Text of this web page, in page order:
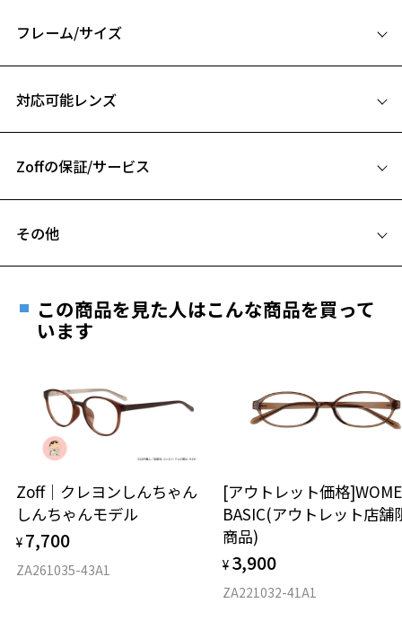
お気に入りに追加済です。
お気に入りリストはこちら
【デザイン】
ヨロイ部分がアクセントになるメタルフレーム。
ややゆとりのあるサイズ感です。
ZF232012-14F1：マルチに使える定番のマットブラック。
ZF232012-44F1：落ち着いた印象のブラウン。
【スタイリングポイント】
普段コンタクトの方やサングラスも多い方にもアクセサリー感覚でお
使いいただけます！
2023 autumn/winter trendページをみる
フレーム/サイズ
B ブリッジ(鼻部分)の横幅：18mm
お持ちのZoffメガネサイズを確認するには？
仕上がり寸法
D 仕上がりの横幅：約142mm
対応可能レンズ
フレームとレンズの合計料金を知りたい方へ
Zoffの保証/サービス
安心1 フレーム１年間品質保証
きます。
※保証期間内に交換が行われた場合、保証期間は初期の期間から
延長されません。
安心2 視力測定無料
視力の変化を早めに発見するために、定期的な視
力測定をおすすめいたします。
安心3 かかり具合調整無料
その他
ご希望のお客さまは、「レンズ交換券」をお選びのうえ、
最寄りのZoff実店舗にてレンズをお買い求めください。
※サングラスやパッケージ品では「レンズ交換券」はお選び
談ください。
＜メガネの度数情報がわからない方へ＞
オンラインストアでフレームのみ購入して、
実店舗で度付きにできます
ご購入時に「レンズ交換券」をお選びいただくと、実店舗で
度数を測定のうえ、度付きレンズ（標準セットレンズ）へ無
この商品を見た人はこんな商品を買って
います
Zoff｜クレヨンしんちゃん
しんちゃんモデル
¥ 7,700
ZA261035-43A1
[アウトレット価格
BASIC(アウトレット店舗
商品)
¥ 3,900
ZA221032-41A1